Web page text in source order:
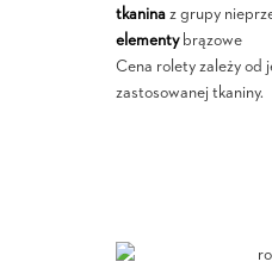
tkaninaz grupy
elementybrązowe
Cena rolety zależy od
zastosowanej tkaniny.